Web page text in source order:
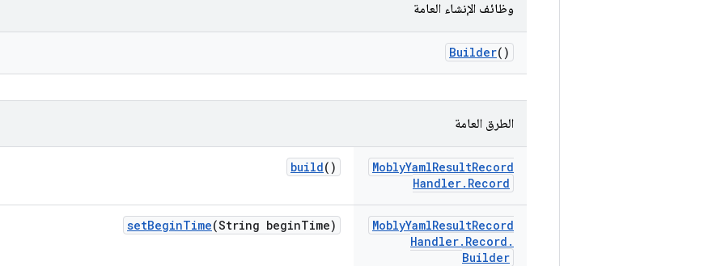
وظائف الإنشاء العامة
Builder()
الطرق العامة
MoblyYamlResultRecord
Handler. Record
build()
MoblyYamlResultRecord
Handler. Record .
Builder
setBeginTime(String beginTime)